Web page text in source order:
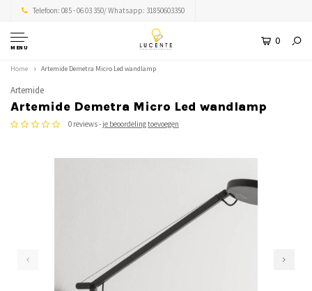
Telefoon: 085 - 06 03 350/ Whatsapp: 31850603350
MENU
0
Home Artemide Demetra Micro Led wandlamp
Artemide
Artemide Demetra Micro Led wandlamp
0 reviews - je beoordeling toevoegen